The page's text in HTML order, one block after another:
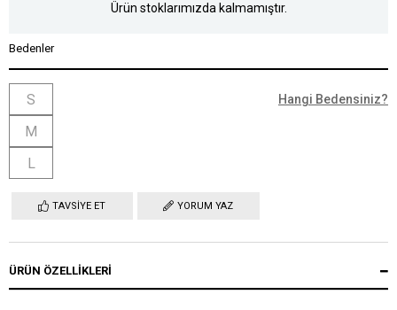
Ürün stoklarımızda kalmamıştır.
Bedenler
S
M
L
Hangi Bedensiniz?
TAVSIYE ET YORUM YAZ
ÜRÜN ÖZELLIKLERI